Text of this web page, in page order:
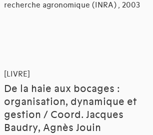
recherche agronomique (INRA) , 2003
[LIVRE]
De la haie aux bocages :
organisation, dynamique et
gestion / Coord. Jacques
Baudry, Agnès Jouin